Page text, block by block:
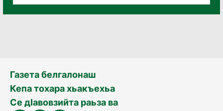
Газета белгалонаш
Кепа тохара хьакъехьа
Се дӀавовзийта раьза ва